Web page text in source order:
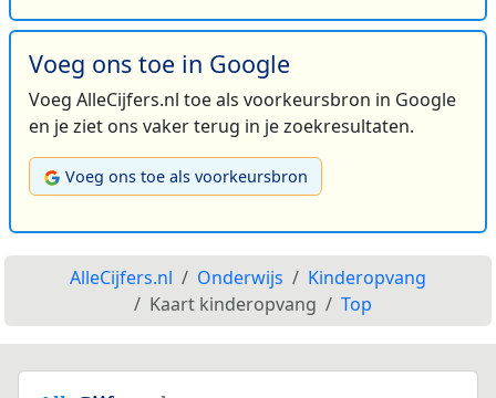
Voeg ons toe in Google
Voeg AlleCijfers.nl toe als voorkeursbron in Google
en je ziet ons vaker terug in je zoekresultaten.
Voeg ons toe als voorkeursbron
AlleCijfers.nl Onderwijs
Kinderopvang
Kaart kinderopvang
Top